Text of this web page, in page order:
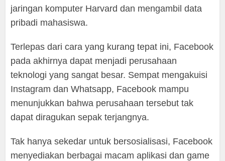
jaringan komputer Harvard dan mengambil data
pribadi mahasiswa.
Terlepas dari cara yang kurang tepat ini, Facebook
pada akhirnya dapat menjadi perusahaan
teknologi yang sangat besar. Sempat mengakuisi
Instagram dan Whatsapp, Facebook mampu
menunjukkan bahwa perusahaan tersebut tak
dapat diragukan sepak terjangnya.
Tak hanya sekedar untuk bersosialisasi, Facebook
menyediakan berbagai macam aplikasi dan game